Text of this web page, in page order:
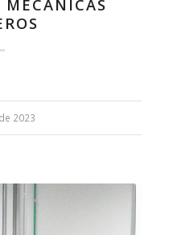
MECÂNICAS
2023